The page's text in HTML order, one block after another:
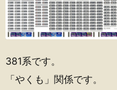
381系です。
「やくも」関係です。